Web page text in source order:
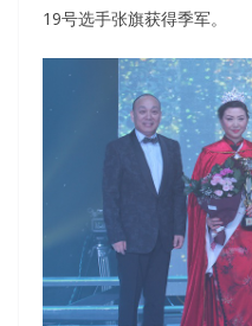
19号选手张旗获得季军。